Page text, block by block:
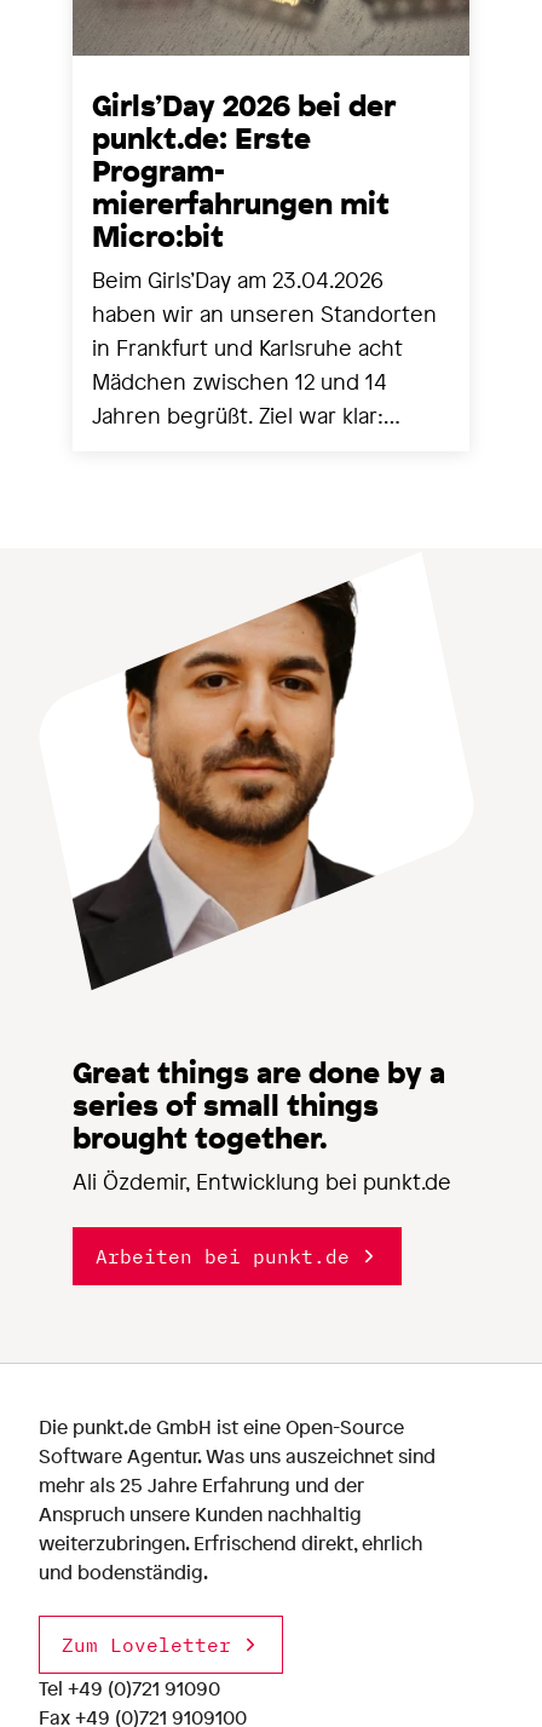
Girls’Day 2026 bei der
punkt.de: Erste
Program-
miererfahrungen mit
Micro:bit
Beim Girls’Day am 23.04.2026
haben wir an unseren Standorten
in Frankfurt und Karlsruhe acht
Mädchen zwischen 12 und 14
Jahren begrüßt. Ziel war klar:
Great things are done by a
series of small things
brought together.
Ali Özdemir, Entwicklung bei punkt.de
Arbeiten bei punkt.de
Die punkt.de GmbH ist eine Open-Source
Software Agentur. Was uns auszeichnet sind
mehr als 25 Jahre Erfahrung und der
Anspruch unsere Kunden nachhaltig
weiterzubringen. Erfrischend direkt, ehrlich
und bodenständig.
Zum Loveletter
Tel +49 (0)721 91090
Fax +49 (0)721 9109100